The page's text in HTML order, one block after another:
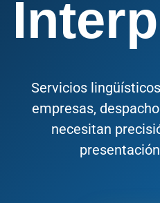
Servicios
empresas,
necesitan